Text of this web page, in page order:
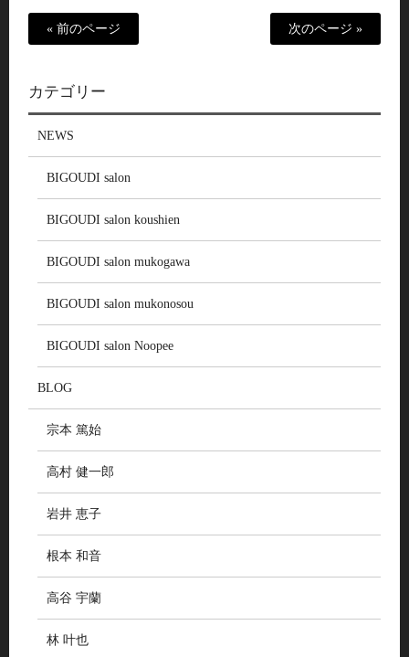
« 前のページ 次のページ »
カテゴリー
NEWS
BIGOUDI salon
BIGOUDI salon koushien
BIGOUDI salon mukogawa
BIGOUDI salon mukonosou
BIGOUDI salon Noopee
BLOG
宗本 篤始
高村 健一郎
岩井 恵子
根本 和音
高谷 宇蘭
林 叶也